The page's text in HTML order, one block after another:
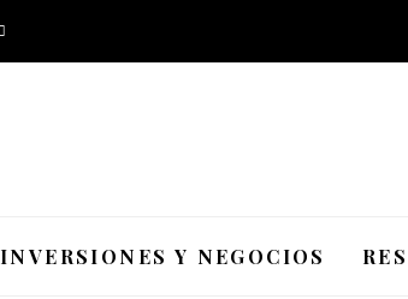
INVERSIONES Y NEGOCIOS